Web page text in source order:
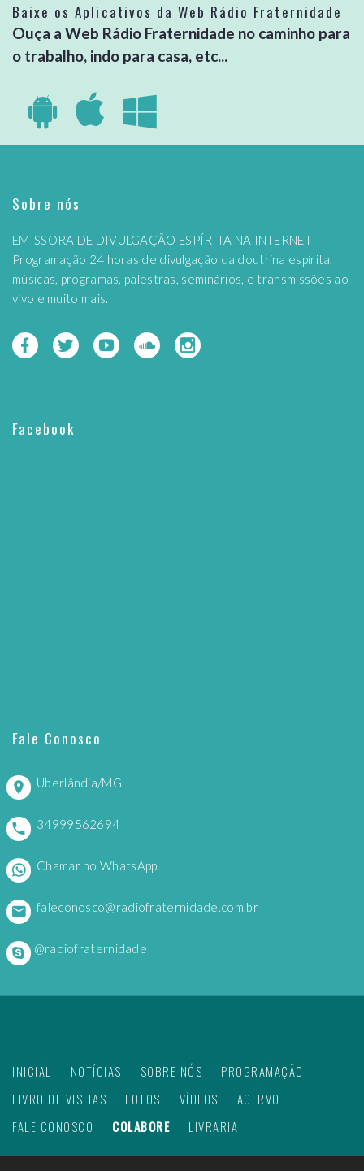
Baixe os Aplicativos da Web Rádio Fraternidade
Ouça a Web Rádio Fraternidade no caminho para
o trabalho, indo para casa, etc...
Sobre nós
EMISSORA DE DIVULGAÇÃO ESPÍRITA NA INTERNET
Programação 24 horas de divulgação da doutrina espírita,
músicas, programas, palestras, seminários, e transmissões ao
vivo e muito mais.
Facebook
Fale Conosco
Uberlândia/MG
34999562694
Chamar no WhatsApp
faleconosco@radiofraternidade.com.br
@radiofraternidade
INICIAL NOTÍCIAS SOBRE NÓS
PROGRAMAÇÃO
LIVRO DE VISITAS
FOTOS VÍDEOS
ACERVO
FALE CONOSCO
COLABORE LIVRARIA